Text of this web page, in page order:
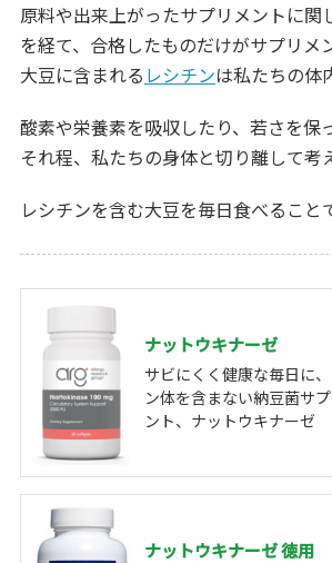
原料や出来上がったサプリメントに
を経て、合格したものだけがサプリメ
大豆に含まれる レシチンは私たちの体
酸素や栄養素を吸収したり、若さを保
それ程、私たちの身体と切り離して考
レシチンを含む大豆を毎日食べること
ナットウキナーゼ
サビにくく健康な毎日に
ン体を含まない納豆菌サ
ント、ナットウキナーゼ
ナットウキナーゼ 徳用